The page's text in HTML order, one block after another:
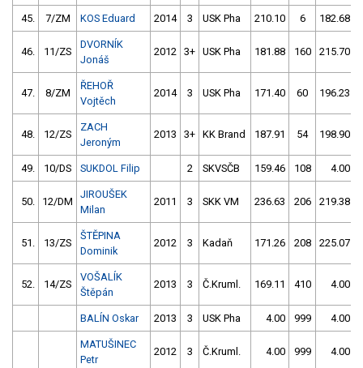
45. 7/ZM KOS Eduard 2014 3 USK Pha 210.10 6 182.68
46. 11/ZS
DVORNÍK
Jonáš
2012 3+ USK Pha 181.88 160 215.70
47. 8/ZM
ŘEHOŘ
Vojtěch
2014 3 USK Pha 171.40 60 196.23
48. 12/ZS
ZACH
Jeroným
2013 3+ KK Brand 187.91 54 198.90
49. 10/DS SUKDOL Filip 2 SKVSČB 159.46 108 4.00
50. 12/DM
JIROUŠEK
Milan
2011 3 SKK VM 236.63 206 219.38
51. 13/ZS
ŠTĚPINA
Dominik
2012 3 Kadaň 171.26 208 225.07
52. 14/ZS
VOŠALÍK
Štěpán
2013 3 Č.Kruml. 169.11 410 4.00
BALÍN Oskar 2013 3 USK Pha 4.00 999 4.00
MATUŠINEC
Petr
2012 3 Č.Kruml. 4.00 999 4.00